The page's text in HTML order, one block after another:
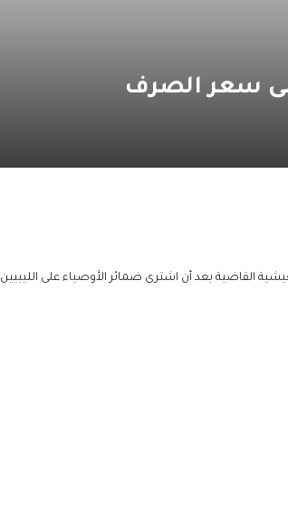
القاضية بعد أن اشترى ضمائر الأوصياء على الليبيين